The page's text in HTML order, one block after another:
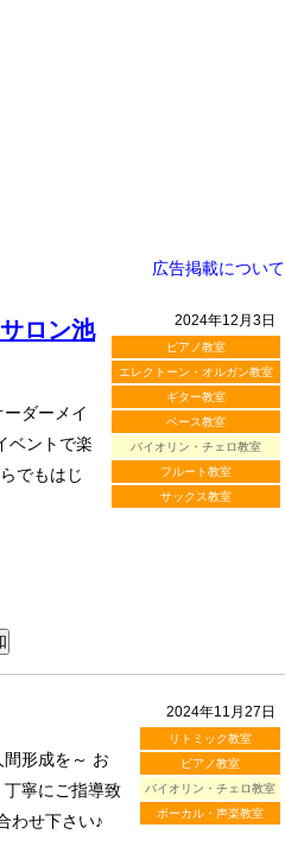
広告掲載について
2024年12月3日
ピアノ教室
エレクトーン・オルガン教室
ギター教室
ベース教室
バイオリン・チェロ教室
フルート教室
サックス教室
ロン池
ダーメイ
ベントで楽
でもはじ
2024年11月27日
リトミック教室
ピアノ教室
バイオリン・チェロ教室
ボーカル・声楽教室
間形成を～ お
寧にご指導致
わせ下さい♪